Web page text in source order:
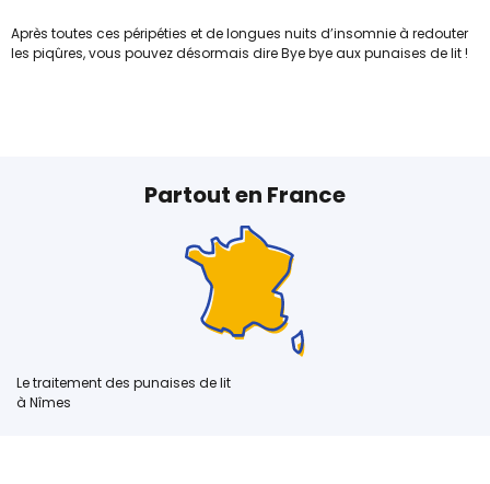
Après toutes ces péripéties et de longues nuits d’insomnie à redouter
les piqûres, vous pouvez désormais dire Bye bye aux punaises de lit !
Partout en France
Le traitement des punaises de lit
à Nîmes